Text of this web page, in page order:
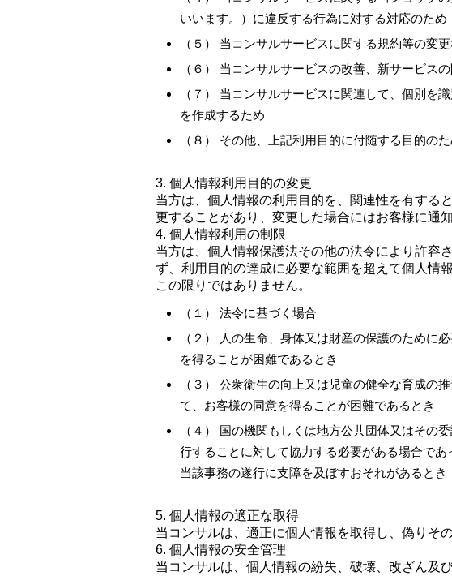
いいます。）に違反する行為に対する対応のため
（５） 当コンサルサービスに関する規約等の変
（６） 当コンサルサービスの改善、新サービス
（７） 当コンサルサービスに関連して、個別を
を作成するため
（８） その他、上記利用目的に付随する目的の
3. 個人情報利用目的の変更
当方は、個人情報の利用目的を、関連性を有する
更することがあり、変更した場合にはお客様に通
4. 個人情報利用の制限
当方は、個人情報保護法その他の法令により許容
ず、利用目的の達成に必要な範囲を超えて個人情
この限りではありません。
（１） 法令に基づく場合
（２） 人の生命、身体又は財産の保護のために
を得ることが困難であるとき
（３） 公衆衛生の向上又は児童の健全な育成の
て、お客様の同意を得ることが困難であるとき
（４） 国の機関もしくは地方公共団体又はその
行することに対して協力する必要がある場合で
当該事務の遂行に支障を及ぼすおそれがあるとき
5. 個人情報の適正な取得
当コンサルは、適正に個人情報を取得し、偽りそ
6. 個人情報の安全管理
当コンサルは、個人情報の紛失、破壊、改ざん及